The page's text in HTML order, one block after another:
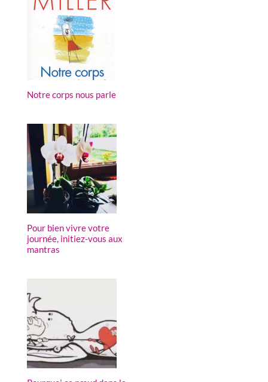
Notre corps nous parle
Pour bien vivre votre
journée, initiez-vous aux
mantras